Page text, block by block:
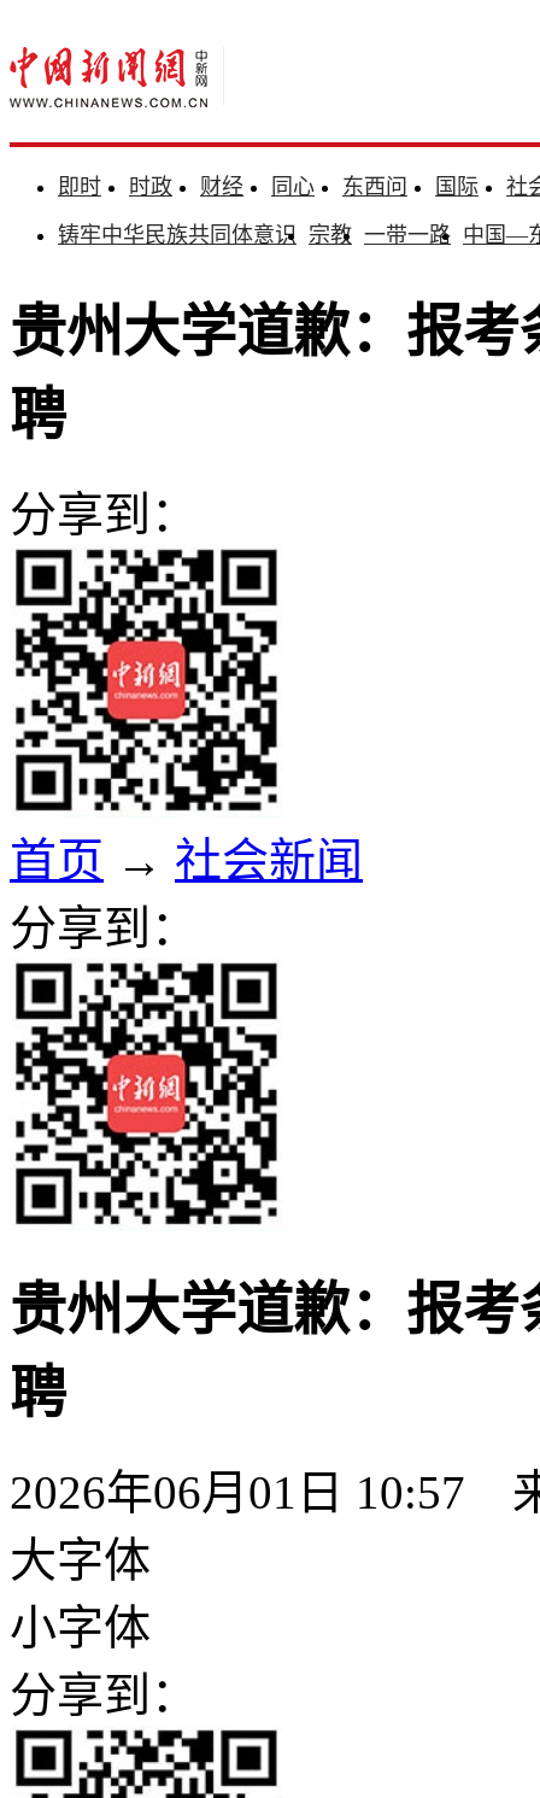
即时 时政 财经 同心 东西问 国际
社
铸牢中华民族共同体意识 宗教 一带一路 中国—
贵州大学道歉：报
聘
分享到：
首页 → 社会新闻
分享到：
贵州大学道歉：报
聘
2026年06月01日 10:57
大字体
小字体
分享到：